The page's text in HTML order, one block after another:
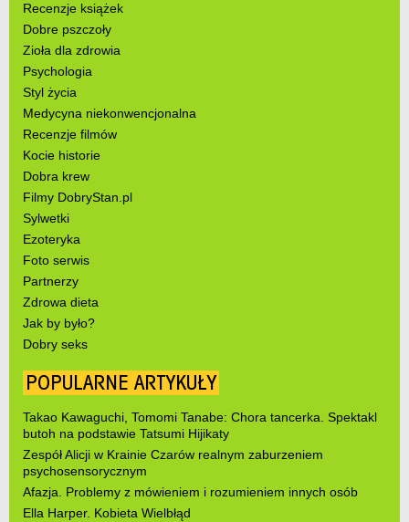
Recenzje książek
Dobre pszczoły
Zioła dla zdrowia
Psychologia
Styl życia
Medycyna niekonwencjonalna
Recenzje filmów
Kocie historie
Dobra krew
Filmy DobryStan.pl
Sylwetki
Ezoteryka
Foto serwis
Partnerzy
Zdrowa dieta
Jak by było?
Dobry seks
POPULARNE ARTYKUŁY
Takao Kawaguchi, Tomomi Tanabe: Chora tancerka. Spektakl
butoh na podstawie Tatsumi Hijikaty
Zespół Alicji w Krainie Czarów realnym zaburzeniem
psychosensorycznym
Afazja. Problemy z mówieniem i rozumieniem innych osób
Ella Harper. Kobieta Wielbłąd